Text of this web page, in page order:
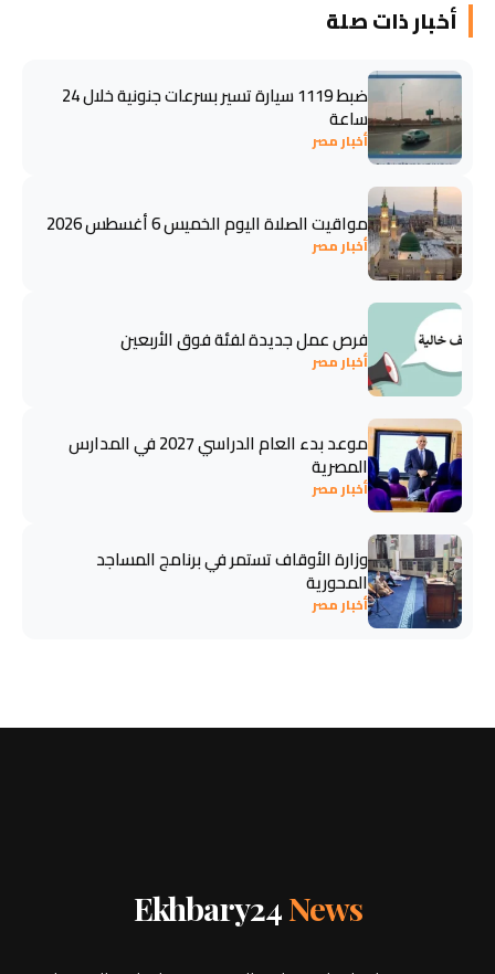
أخبار ذات صلة
ضبط 1119 سيارة تسير بسرعات جنونية خلال 24
ساعة
أخبار مصر
مواقيت الصلاة اليوم الخميس 6 أغسطس 2026
أخبار مصر
فرص عمل جديدة لفئة فوق الأربعين
أخبار مصر
موعد بدء العام الدراسي 2027 في المدارس
المصرية
أخبار مصر
وزارة الأوقاف تستمر في برنامج المساجد
المحورية
أخبار مصر
Ekhbary24News